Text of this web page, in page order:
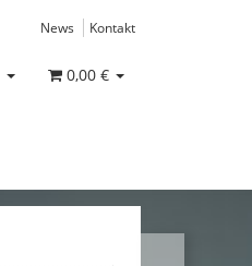
News Kontakt
0,00 €